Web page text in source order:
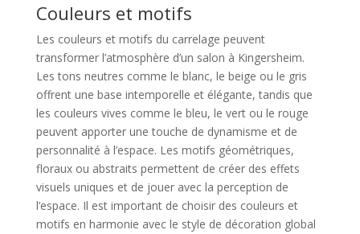
Couleurs et motifs
Les couleurs et motifs du carrelage peuvent
transformer l’atmosphère d’un salon à Kingersheim.
Les tons neutres comme le blanc, le beige ou le gris
offrent une base intemporelle et élégante, tandis que
les couleurs vives comme le bleu, le vert ou le rouge
peuvent apporter une touche de dynamisme et de
personnalité à l’espace. Les motifs géométriques,
floraux ou abstraits permettent de créer des effets
visuels uniques et de jouer avec la perception de
l’espace. Il est important de choisir des couleurs et
motifs en harmonie avec le style de décoration global